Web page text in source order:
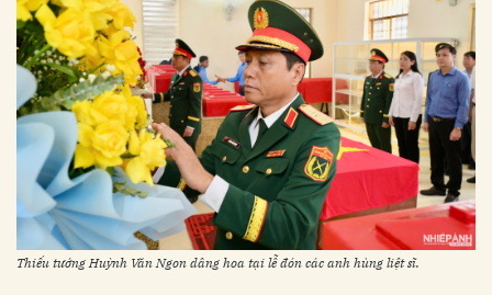
Thiếu tướng Huỳnh Văn Ngon dâng hoa tại lễ đón các anh hùng liệt sĩ.